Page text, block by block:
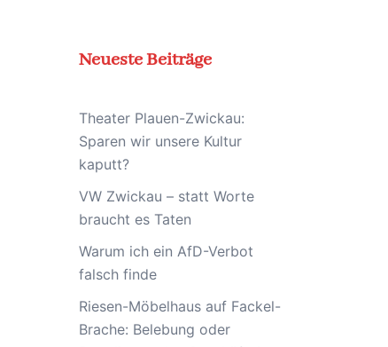
Neueste Beiträge
Theater Plauen-Zwickau:
Sparen wir unsere Kultur
kaputt?
VW Zwickau – statt Worte
braucht es Taten
Warum ich ein AfD-Verbot
falsch finde
Riesen-Möbelhaus auf Fackel-
Brache: Belebung oder